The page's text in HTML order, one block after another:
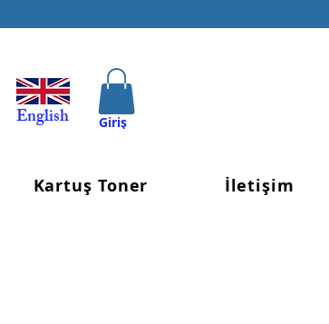
Giriş
English
Kartuş Toner İletişim